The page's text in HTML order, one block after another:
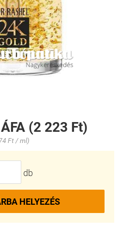
(2 223 Ft)
Ft / ml)
db
HELYEZÉS